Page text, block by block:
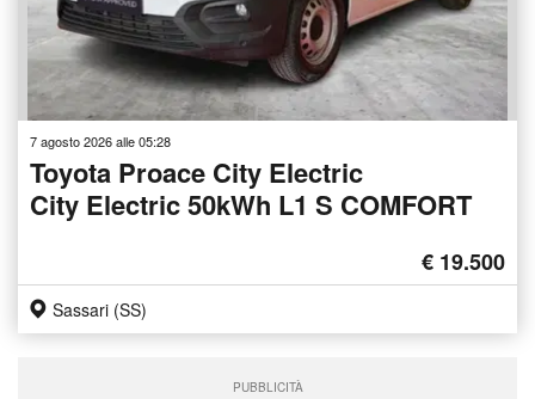
7 agosto 2026 alle 05:28
Toyota Proace City Electric
City Electric 50kWh L1 S COMFORT
€ 19.500
Sassari (SS)
PUBBLICITÀ